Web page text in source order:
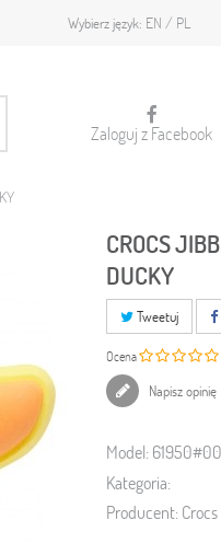
Wybierz język: EN PL
Zaloguj z Facebook
CROCS
DUCKY
Tweetuj
Ocena
Napisz opinię
Model:
Kategoria:
Producent: Crocs